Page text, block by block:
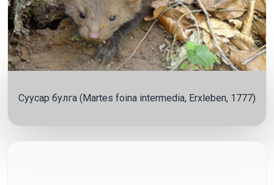
Суусар булга (Martes foina intermedia, Erxleben, 1777)